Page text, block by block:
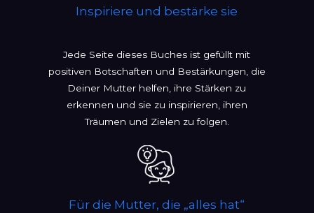
Inspiriere und bestärke sie
Jede Seite dieses Buches ist gefüllt mit
positiven Botschaften und Bestärkungen, die
Deiner Mutter helfen, ihre Stärken zu
erkennen und sie zu inspirieren, ihren
Träumen und Zielen zu folgen.
Für die Mutter, die „alles hat“